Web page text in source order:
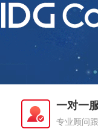
一对一
专业顾问